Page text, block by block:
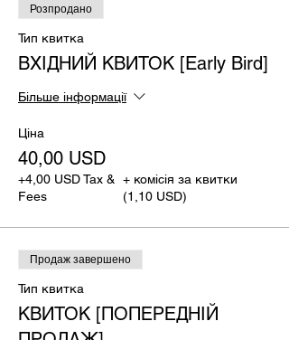
Розпродано
Тип квитка
ВХІДНИЙ КВИТОК [Early Bird]
Більше інформації
Ціна
40,00 USD
+4,00 USD Tax &
Fees
+ комісія за квитки
(1,10 USD)
Продаж завершено
Тип квитка
КВИТОК [ПОПЕРЕДНІЙ